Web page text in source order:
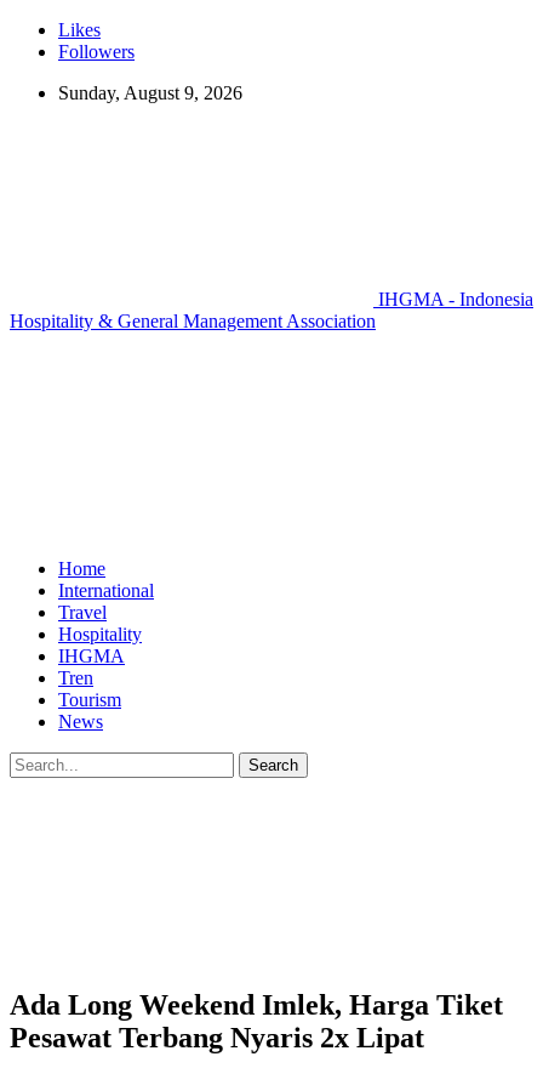
Likes
Followers
Sunday, August 9, 2026
IHGMA - Indonesia
Hospitality & General Management Association
Home
International
Travel
Hospitality
IHGMA
Tren
Tourism
News
Ada Long Weekend Imlek, Harga Tiket
Pesawat Terbang Nyaris 2x Lipat